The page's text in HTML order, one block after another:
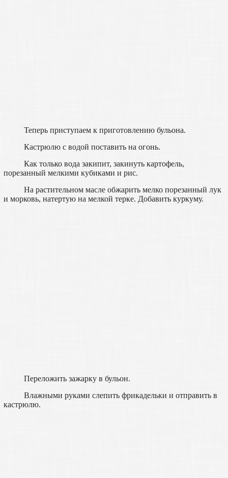
Теперь приступаем к приготовлению бульона.
Кастрюлю с водой поставить на огонь.
Как только вода закипит, закинуть картофель,
порезанный мелкими кубиками и рис.
На растительном масле обжарить мелко порезанный лук
и морковь, натертую на мелкой терке. Добавить куркуму.
Переложить зажарку в бульон.
Влажными руками слепить фрикадельки и отправить в
кастрюлю.